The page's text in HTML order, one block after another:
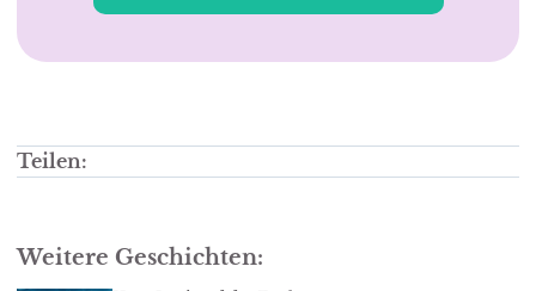
Teilen:
Weitere Geschichten: